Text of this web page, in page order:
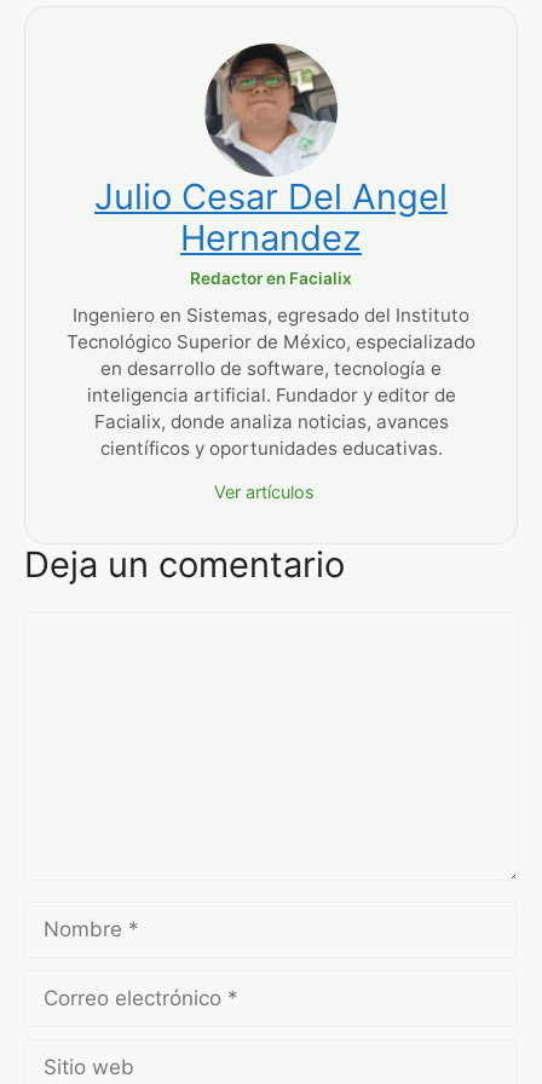
Julio Cesar Del Angel
Hernandez
Redactor en Facialix
Ingeniero en Sistemas, egresado del Instituto
Tecnológico Superior de México, especializado
en desarrollo de software, tecnología e
inteligencia artificial. Fundador y editor de
Facialix, donde analiza noticias, avances
científicos y oportunidades educativas.
Ver artículos
Deja un comentario
Nombre
Correo
Sitio